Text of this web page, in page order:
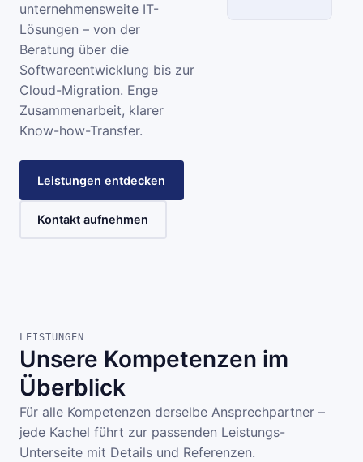
unternehmensweite IT-
Lösungen – von der
Beratung über die
Softwareentwicklung bis zur
Cloud-Migration. Enge
Zusammenarbeit, klarer
Know-how-Transfer.
Leistungen entdecken
Kontakt aufnehmen
LEISTUNGEN
Unsere Kompetenzen im
Überblick
Für alle Kompetenzen derselbe Ansprechpartner –
jede Kachel führt zur passenden Leistungs-
Unterseite mit Details und Referenzen.